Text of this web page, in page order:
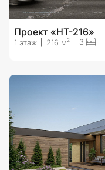
Проект «HT-216»
1 этаж 216 м2 3